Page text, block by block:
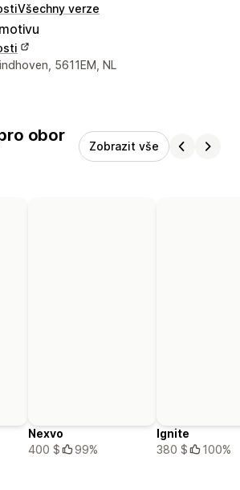
Všechny verze
5611EM, NL
obor
Zobrazit vše
Nexvo
400 $
99%
Ignite
380 $
100%